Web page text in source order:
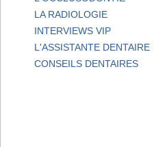
LA RADIOLOGIE
INTERVIEWS VIP
L'ASSISTANTE DENTAIRE
CONSEILS DENTAIRES